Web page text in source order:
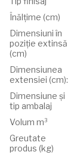
Înălțime (cm)
Dimensiuni în
poziție extinsă
(cm)
Dimensiunea
extensiei (cm):
Dimensiune și
tip ambalaj
Volum m³
Greutate
produs (kg)